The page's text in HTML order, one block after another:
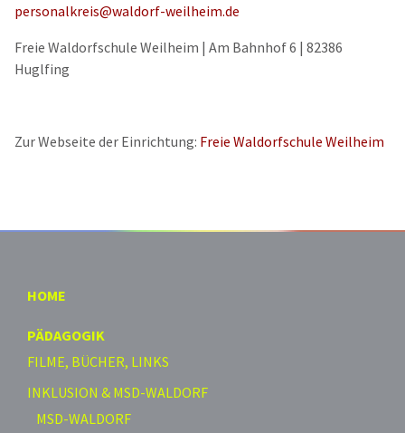
personalkreis@waldorf-weilheim.de
Freie Waldorfschule Weilheim | Am Bahnhof 6 | 82386
Huglfing
Zur Webseite der Einrichtung: Freie Waldorfschule Weilheim
HOME
PÄDAGOGIK
FILME, BÜCHER, LINKS
INKLUSION & MSD-WALDORF
MSD-WALDORF